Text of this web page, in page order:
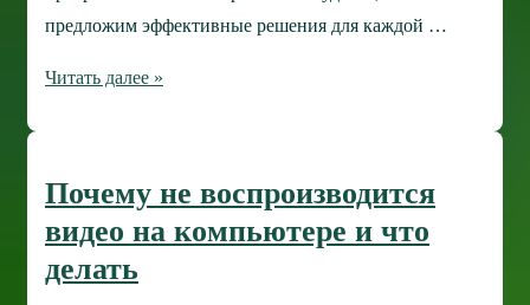
предложим эффективные решения для каждой …
Почему
Руководство
по
устранению
Читать далее »
Почему не воспроизводится
видео на компьютере и что
делать